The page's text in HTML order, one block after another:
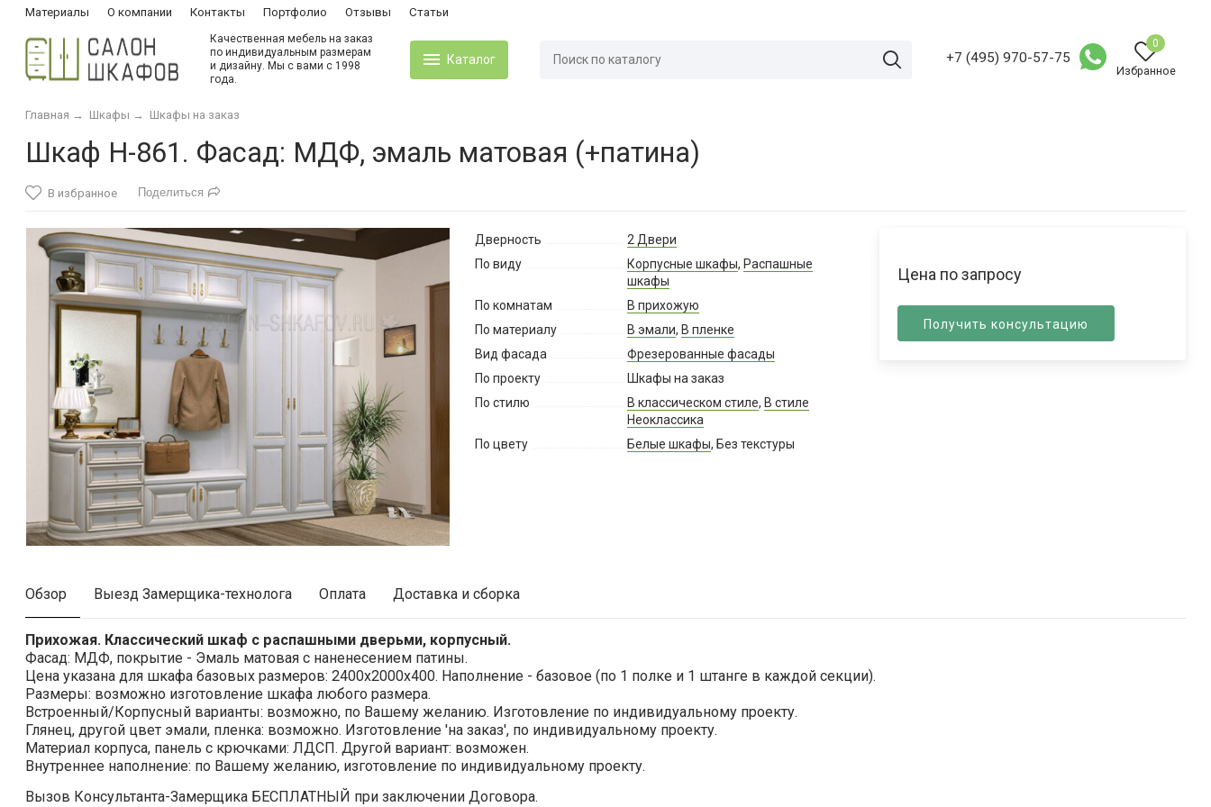
Материалы О компании Контакты Портфолио Отзывы Статьи
Качественная мебель на заказ
по индивидуальным размерам
и дизайну. Мы с вами с 1998
года.
Каталог +7 (495) 970-57-75
0
Избранное
Главная → Шкафы → Шкафы на заказ
Шкаф Н-861. Фасад: МДФ, эмаль матовая (+патина)
В избранное Поделиться
Дверность
2 Двери
По виду
Корпусные шкафы, Распашные
шкафы
По комнатам
В прихожую
По материалу
В эмали, В пленке
Вид фасада
Фрезерованные фасады
По проекту
Шкафы на заказ
По стилю
В классическом стиле, В стиле
Неоклассика
По цвету
Белые шкафы, Без текстуры
Цена по запросу
Получить консультацию
Обзор Выезд Замерщика-технолога Оплата Доставка и сборка
Прихожая. Классический шкаф с распашными дверьми, корпусный.
Фасад: МДФ, покрытие - Эмаль матовая с наненесением патины.
Цена указана для шкафа базовых размеров: 2400х2000х400. Наполнение - базовое (по 1 полке и 1 штанге в каждой секции).
Размеры: возможно изготовление шкафа любого размера.
Встроенный/Корпусный варианты: возможно, по Вашему желанию. Изготовление по индивидуальному проекту.
Глянец, другой цвет эмали, пленка: возможно. Изготовление 'на заказ', по индивидуальному проекту.
Материал корпуса, панель с крючками: ЛДСП. Другой вариант: возможен.
Внутреннее наполнение: по Вашему желанию, изготовление по индивидуальному проекту.
Вызов Консультанта-Замерщика БЕСПЛАТНЫЙ при заключении Договора.